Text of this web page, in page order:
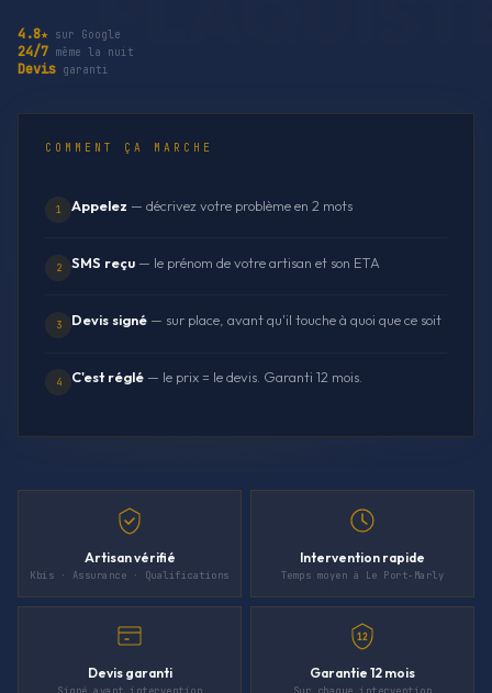
4.8★ sur Google
24/7 même la nuit
Devis garanti
COMMENT ÇA MARCHE
1 Appelez — décrivez votre problème en 2 mots
2 SMS reçu — le prénom de votre artisan et son ETA
3 Devis signé — sur place, avant qu'il touche à quoi que ce soit
4 C'est réglé — le prix = le devis. Garanti 12 mois.
Artisan vérifié
Kbis · Assurance · Qualifications
Intervention rapide
Temps moyen à Le Port-Marly
Devis garanti
12
Garantie 12 mois